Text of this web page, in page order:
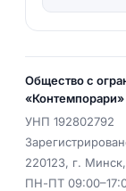
Общество с
«Контемпорари»
УНП 192802792
220123, г. Минск,
ПН-ПТ